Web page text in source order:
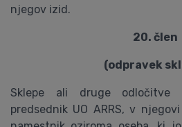
njegov izid.
20. člen
(odpravek
Sklepe ali druge odločitve
predsednik UO ARRS, v